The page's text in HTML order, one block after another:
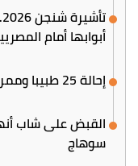
أبوابها أمام
إحالة 25 طبيبا وممرضا بمستشفى السادات إلى التحقيق
القبض على شاب
سوهاج